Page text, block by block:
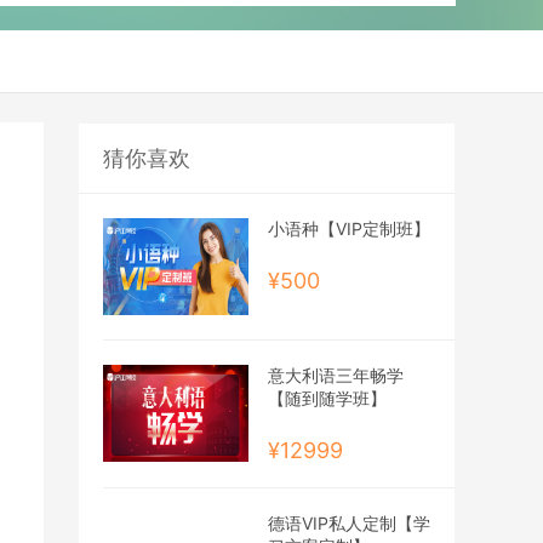
猜你喜欢
小语种【VIP定制班】
¥500
意大利语三年畅学
【随到随学班】
¥12999
德语VIP私人定制【学